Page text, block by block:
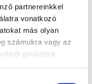
partnereinkkel
vonatkozó
más olyan
számukra vagy az
gyűjtöttek.